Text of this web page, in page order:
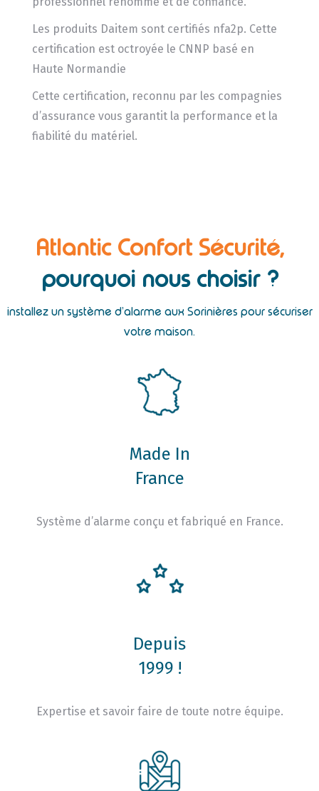
Les produits Daitem sont certifiés nfa2p. Cette
certification est octroyée le CNNP basé en
Haute Normandie
Cette certification, reconnu par les compagnies
d’assurance vous garantit la performance et la
fiabilité du matériel.
Atlantic Confort Sécurité,
pourquoi nous choisir ?
installez un système d’alarme aux Sorinières pour sécuriser
votre maison.
Made In
France
Système d’alarme conçu et fabriqué en France.
Depuis
1999 !
Expertise et savoir faire de toute notre équipe.